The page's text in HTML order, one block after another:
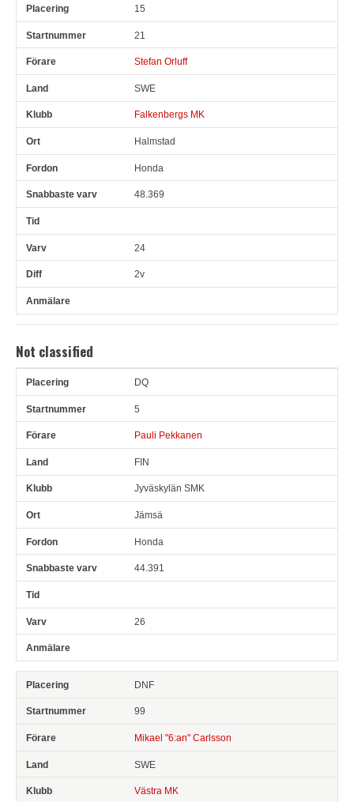
15
21
Stefan Orluff
SWE
Falkenbergs MK
Halmstad
Honda
48.369
24
2v
Not classified
Pl Snr Land
DQ
5
Pauli Pekkanen
FIN
Jyväskylän SMK
Jämsä
Honda
44.391
26
DNF
99
Mikael "6:an" Carlsson
SWE
Västra MK